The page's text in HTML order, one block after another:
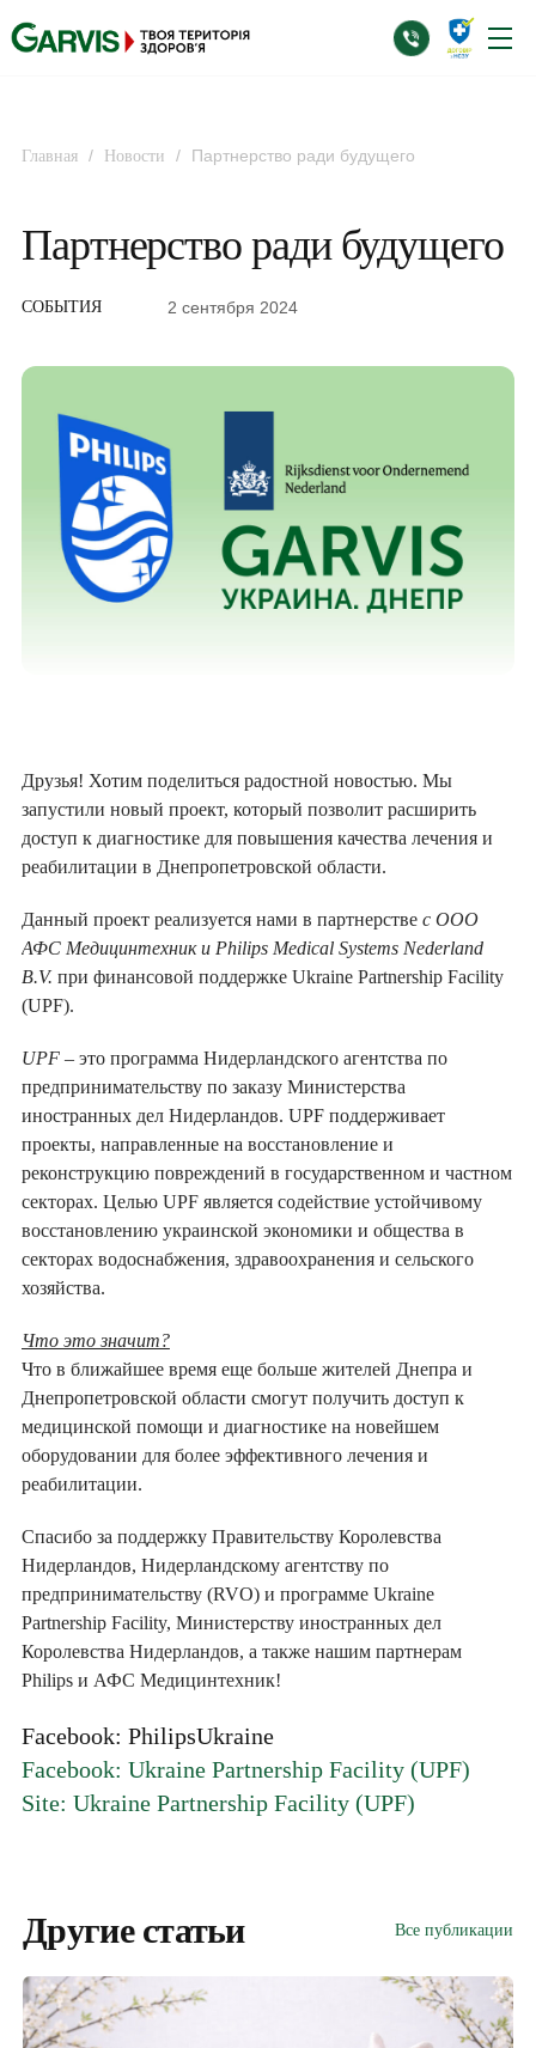
Главная / Новости / Партнерство ради будущего
Партнерство ради будущего
СОБЫТИЯ 2 сентября 2024
Друзья! Хотим поделиться радостной новостью. Мы
запустили новый проект, который позволит расширить
доступ к диагностике для повышения качества лечения и
реабилитации в Днепропетровской области.
Данный проект реализуется нами в партнерстве с ООО
АФС Медицинтехник и Philips Medical Systems Nederland
B.V.при финансовой поддержке Ukraine Partnership Facility
(UPF).
UPF– это программа Нидерландского агентства по
предпринимательству по заказу Министерства
иностранных дел Нидерландов. UPF поддерживает
проекты, направленные на восстановление и
реконструкцию повреждений в государственном и частном
секторах. Целью UPF является содействие устойчивому
восстановлению украинской экономики и общества в
секторах водоснабжения, здравоохранения и сельского
хозяйства.
Что это значит?
Что в ближайшее время еще больше жителей Днепра и
Днепропетровской области смогут получить доступ к
медицинской помощи и диагностике на новейшем
оборудовании для более эффективного лечения и
реабилитации.
Спасибо за поддержку Правительству Королевства
Нидерландов, Нидерландскому агентству по
предпринимательству (RVO) и программе Ukraine
Partnership Facility, Министерству иностранных дел
Королевства Нидерландов, а также нашим партнерам
Philips и АФС Медицинтехник!
Facebook: PhilipsUkraine
Facebook: Ukraine Partnership Facility (UPF)
Site: Ukraine Partnership Facility (UPF)
Другие статьи Все публикации